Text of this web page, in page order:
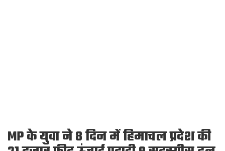
MP के युवा ने 8 दिन में हिमाचल प्रदेश की